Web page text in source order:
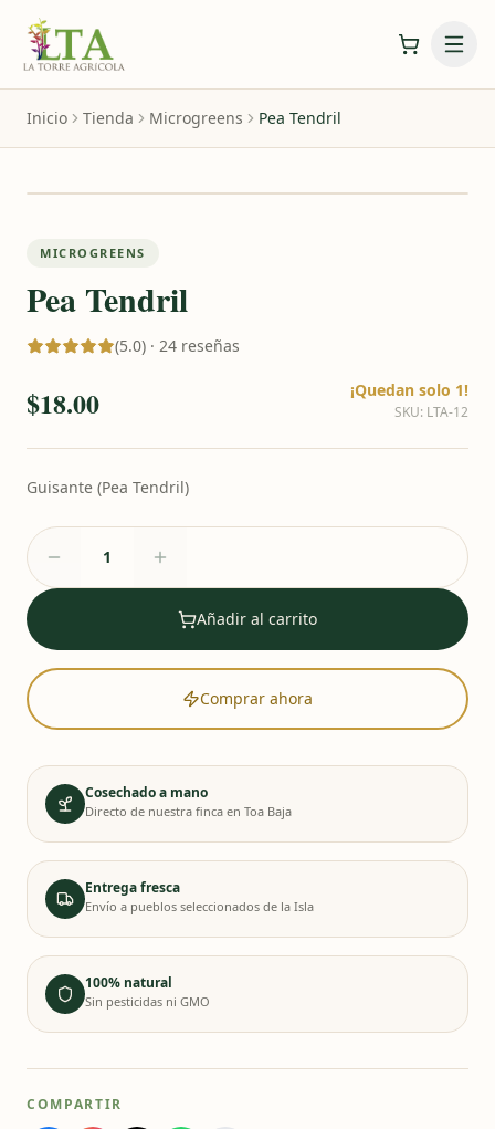
Inicio Tienda Microgreens Pea Tendril
MICROGREENS
Pea Tendril
(5.0) · 24 reseñas
$18.00 ¡Quedan solo 1!
SKU: LTA-12
Guisante (Pea Tendril)
Añadir al carrito
Comprar ahora
Cosechado a mano
Directo de nuestra finca en Toa Baja
Entrega fresca
Envío a pueblos seleccionados de la Isla
100% natural
Sin pesticidas ni GMO
COMPARTIR